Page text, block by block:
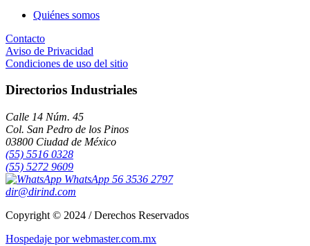
Quiénes somos
Contacto
Aviso de Privacidad
Condiciones de uso del sitio
Directorios Industriales
Calle 14 Núm. 45
Col. San Pedro de los Pinos
03800 Ciudad de México
(55) 5516 0328
(55) 5272 9609
WhatsApp 56 3536 2797
dir@dirind.com
Copyright © 2024 / Derechos Reservados
Hospedaje por webmaster.com.mx